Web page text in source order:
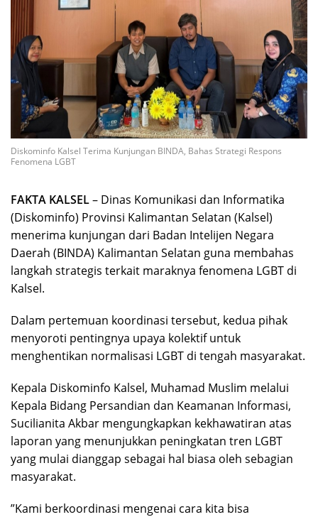
Diskominfo Kalsel Terima Kunjungan BINDA, Bahas Strategi Respons
Fenomena LGBT
FAKTA KALSEL– Dinas Komunikasi dan Informatika
(Diskominfo) Provinsi Kalimantan Selatan (Kalsel)
menerima kunjungan dari Badan Intelijen Negara
Daerah (BINDA) Kalimantan Selatan guna membahas
langkah strategis terkait maraknya fenomena LGBT di
Kalsel.
​Dalam pertemuan koordinasi tersebut, kedua pihak
menyoroti pentingnya upaya kolektif untuk
menghentikan normalisasi LGBT di tengah masyarakat.
Kepala Diskominfo Kalsel, Muhamad Muslim melalui
Kepala Bidang Persandian dan Keamanan Informasi,
Sucilianita Akbar mengungkapkan kekhawatiran atas
laporan yang menunjukkan peningkatan tren LGBT
yang mulai dianggap sebagai hal biasa oleh sebagian
masyarakat.
​”Kami berkoordinasi mengenai cara kita bisa